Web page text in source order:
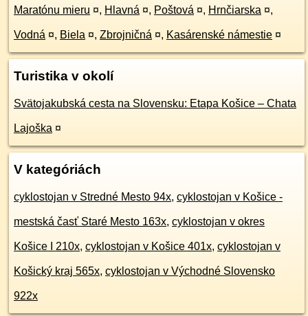
Maratónu mieru ¤, Hlavná ¤, Poštová ¤, Hrnčiarska ¤,
Vodná ¤, Biela ¤, Zbrojničná ¤, Kasárenské námestie ¤
Turistika v okolí
Svätojakubská cesta na Slovensku: Etapa Košice – Chata
Lajoška ¤
V kategóriách
cyklostojan v Stredné Mesto 94x, cyklostojan v Košice -
mestská časť Staré Mesto 163x, cyklostojan v okres
Košice I 210x, cyklostojan v Košice 401x, cyklostojan v
Košický kraj 565x, cyklostojan v Východné Slovensko
922x